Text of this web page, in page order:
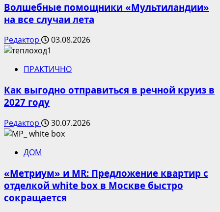
Волшебные помощники «Мультиландии»
на все случаи лета
Редактор 03.08.2026
ПРАКТИЧНО
Как выгодно отправиться в речной круиз в
2027 году
Редактор 30.07.2026
ДОМ
«Метриум» и MR: Предложение квартир с
отделкой white box в Москве быстро
сокращается